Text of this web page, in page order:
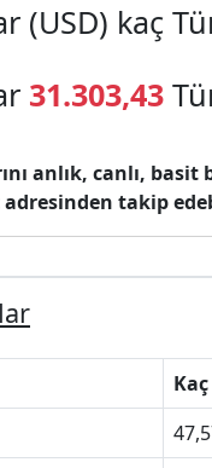
(USD) kaç
31.303,43
anlık, canlı, basit
takip